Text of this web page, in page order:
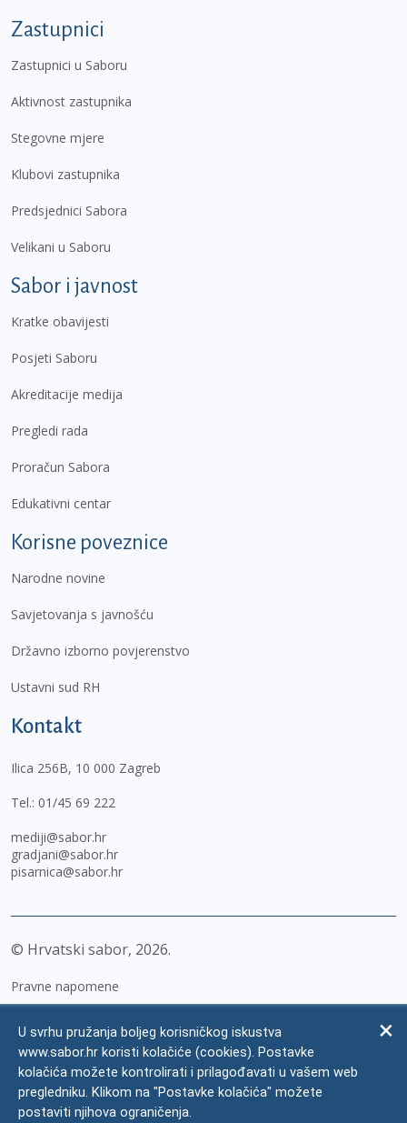
Zastupnici
Zastupnici u Saboru
Aktivnost zastupnika
Stegovne mjere
Klubovi zastupnika
Predsjednici Sabora
Velikani u Saboru
Sabor i javnost
Kratke obavijesti
Posjeti Saboru
Akreditacije medija
Pregledi rada
Proračun Sabora
Edukativni centar
Korisne poveznice
Narodne novine
Savjetovanja s javnošću
Državno izborno povjerenstvo
Ustavni sud RH
Kontakt
Ilica 256B, 10 000 Zagreb
Tel.: 01/45 69 222
mediji@sabor.hr
gradjani@sabor.hr
pisarnica@sabor.hr
© Hrvatski sabor, 2026
Pravne napomene
Zaštita osobnih podataka
Impressum
Česta pitanja
U svrhu pružanja boljeg korisničkog iskustva
www.sabor.hr koristi kolačiće (cookies). Postavke
kolačića možete kontrolirati i prilagođavati u vašem web
pregledniku. Klikom na "Postavke kolačića" možete
postaviti njihova ograničenja.